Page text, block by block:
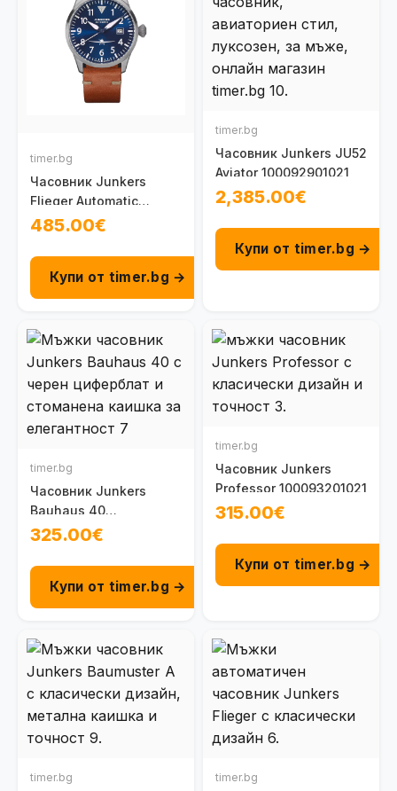
timer.bg
Часовник Junkers
Flieger Automatic
100095801010
485.00€
Купи от timer.bg →
timer.bg
Часовник Junkers JU52
Aviator 100092901021
2,385.00€
Купи от timer.bg →
timer.bg
Часовник Junkers
Bauhaus 40
100091301050
325.00€
Купи от timer.bg →
timer.bg
Часовник Junkers
Professor 100093201021
315.00€
Купи от timer.bg →
timer.bg timer.bg